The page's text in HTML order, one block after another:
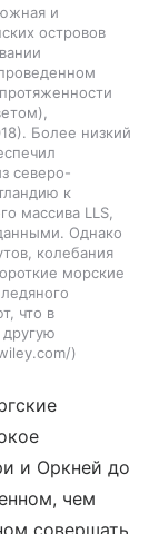
и
островов
Более низкий
северо-
к
массива LLS,
Однако
колебания
морские
что в
и Оркней до
чем
совершать